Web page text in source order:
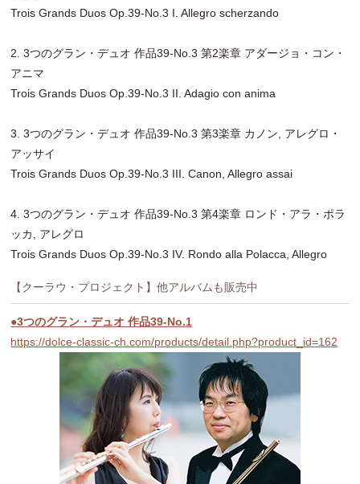
Trois Grands Duos Op.39-No.3 I. Allegro scherzando
2. 3つのグラン・デュオ 作品39-No.3 第2楽章 アダージョ・コン・
アニマ
Trois Grands Duos Op.39-No.3 II. Adagio con anima
3. 3つのグラン・デュオ 作品39-No.3 第3楽章 カノン, アレグロ・
アッサイ
Trois Grands Duos Op.39-No.3 III. Canon, Allegro assai
4. 3つのグラン・デュオ 作品39-No.3 第4楽章 ロンド・アラ・ポラ
ッカ, アレグロ
Trois Grands Duos Op.39-No.3 IV. Rondo alla Polacca, Allegro
【クーラウ・プロジェクト】他アルバムも販売中
●3つのグラン・デュオ 作品39-No.1
https://dolce-classic-ch.com/products/detail.php?product_id=162